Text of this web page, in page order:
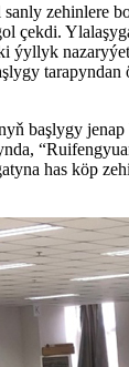
sanly zehinlere
çekdi.
ýyllyk
başlygy
has köp